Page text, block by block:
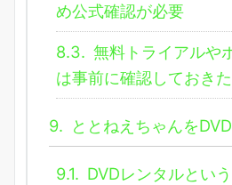
め公式確認が必要
8.3. 無料トライアルや
は事前に確認しておき
9. ととねえちゃんを
9.1. DVDレンタルとい